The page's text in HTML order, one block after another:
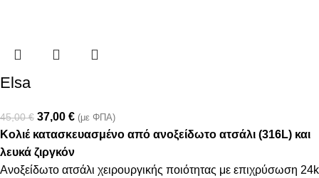
Elsa
45,00€ 37,00 € (με ΦΠΑ)
Κολιέ κατασκευασμένο από ανοξείδωτο ατσάλι (316L) και
λευκά ζιργκόν
Ανοξείδωτο ατσάλι χειρουργικής ποιότητας με επιχρύσωση 24k